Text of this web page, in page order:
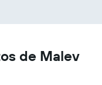
de Malev